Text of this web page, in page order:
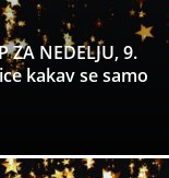
ZA NEDELJU, 9.
kakav se samo